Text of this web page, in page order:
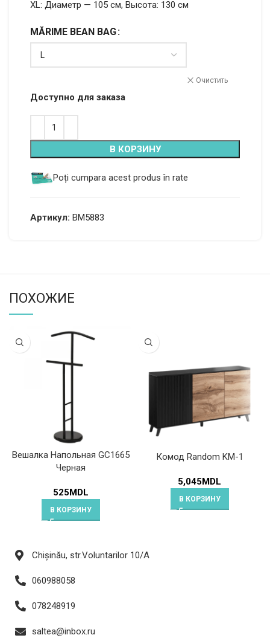
XL: Диаметр — 105 см, Высота: 130 см
MĂRIME BEAN BAG
Очистить
Доступно для заказа
В КОРЗИНУ
Alternative:
Poți cumpara acest produs în rate
Артикул: BM5883
ПОХОЖИЕ
Вешалка Напольная GC1665
Черная
525MDL
В КОРЗИНУ
Комод Random KM-1
5,045MDL
В КОРЗИНУ
Chișinău, str.Voluntarilor 10/A
060988058
078248919
saltea@inbox.ru